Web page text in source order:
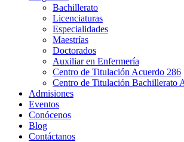
Bachillerato
Licenciaturas
Especialidades
Maestrías
Doctorados
Auxiliar en Enfermería
Centro de Titulación Acuerdo 286
Centro de Titulación Bachillerato
Admisiones
Eventos
Conócenos
Blog
Contáctanos